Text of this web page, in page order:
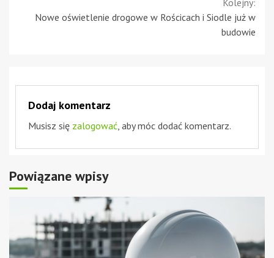
Kolejny:
Nowe oświetlenie drogowe w Rościcach i Siodle już w
budowie
Dodaj komentarz
Musisz się zalogować, aby móc dodać komentarz.
Powiązane wpisy